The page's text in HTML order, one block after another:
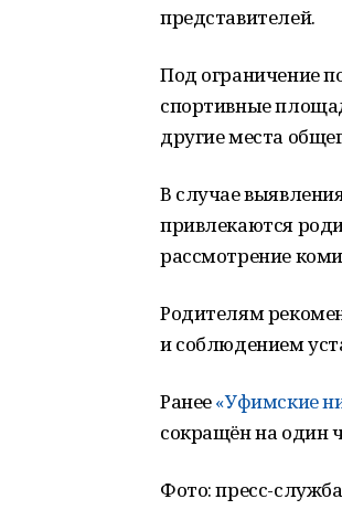
представителей.
Под ограничение
спортивные
другие места
В случае
привлекаются
рассмотрение
Родителям
и соблюдением
Ранее«Уфимские
сокращён на один
Фото: пресс-